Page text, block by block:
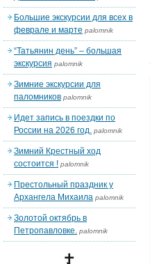
Большие экскурсии для всех в
феврале и марте palomnik
“Татьянин день” – большая
экскурсия palomnik
Зимние экскурсии для
паломников palomnik
Идет запись в поездки по
России на 2026 год. palomnik
Зимний Крестный ход
состоится ! palomnik
Престольный праздник у
Архангела Михаила palomnik
Золотой октябрь в
Петропавловке. palomnik